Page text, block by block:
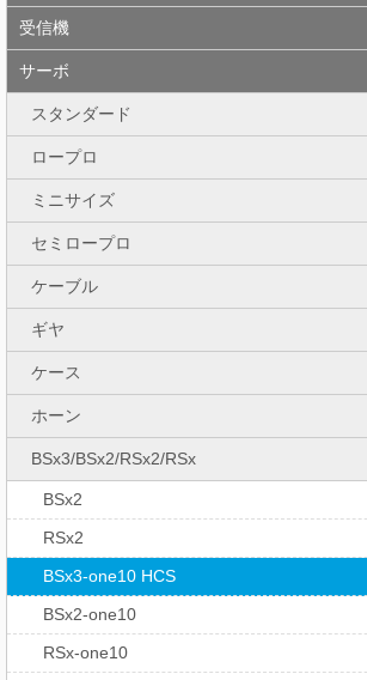
受信機
サーボ
スタンダード
ロープロ
ミニサイズ
セミロープロ
ケーブル
ギヤ
ケース
ホーン
BSx3/BSx2/RSx2/RSx
BSx2
RSx2
BSx3-one10 HCS
BSx2-one10
RSx-one10